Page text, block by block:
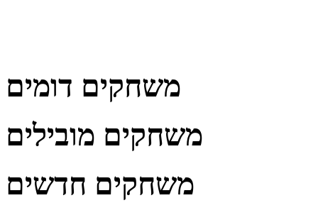
משחקים דומים
משחקים מובילים
משחקים חדשים